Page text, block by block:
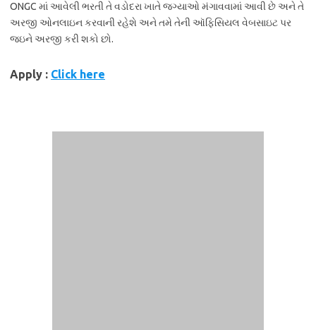
ONGC માં આવેલી ભરતી તે વડોદરા ખાતે જગ્યાઓ મંગાવવામાં આવી છે અને તે
અરજી ઓનલાઇન કરવાની રહેશે અને તમે તેની ઑફિસિયલ વેબસાઇટ પર
જઇને અરજી કરી શકો છો.
Apply : Click here